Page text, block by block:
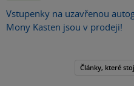
Vstupenky na uzavřenou
Mony Kasten jsou v prodeji!
Články, které